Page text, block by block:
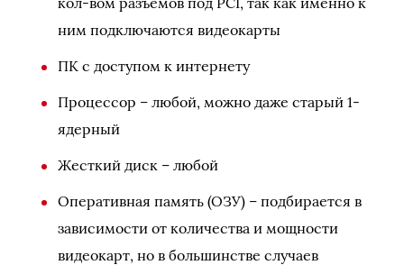
ним подключаются видеокарты
ПК с доступом к интернету
Процессор – любой, можно даже старый 1-
ядерный
Жесткий диск – любой
Оперативная память (ОЗУ) – подбирается в
зависимости от количества и мощности
видеокарт, но в большинстве случаев